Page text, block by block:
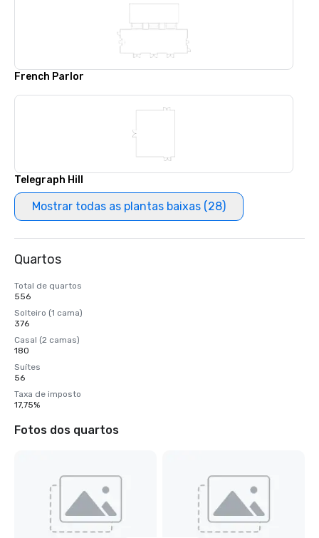
French Parlor
Telegraph Hill
Mostrar todas as plantas baixas (28)
Quartos
Total de quartos
556
Solteiro (1 cama)
376
Casal (2 camas)
180
Suítes
56
Taxa de imposto
17,75%
Fotos dos quartos